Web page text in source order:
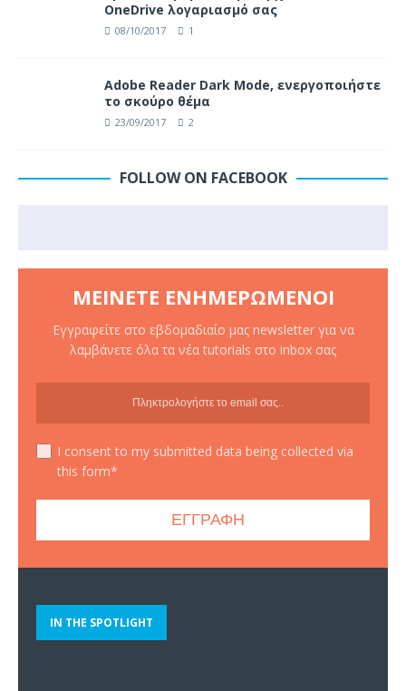
OneDrive λογαριασμό σας
08/10/2017 1
Adobe Reader Dark Mode, ενεργοποιήστε
το σκούρο θέμα
23/09/2017 2
FOLLOW ON FACEBOOK
ΜΕΊΝΕΤΕ ΕΝΗΜΕΡΩΜΈΝΟΙ
Εγγραφείτε στο εβδομαδιαίο μας newsletter για να
λαμβάνετε όλα τα νέα tutorials στο inbox σας
I consent to my submitted data being collected via
this form*
IN THE SPOTLIGHT